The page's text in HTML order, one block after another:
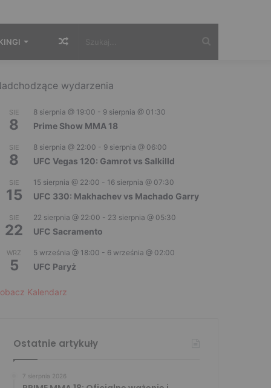
Losowy
wydarzenia
SIE
8
8 sierpnia @ 19:00 - 9 sierpnia @ 01:30
Prime Show MMA 18
SIE
8
8 sierpnia @ 22:00 - 9 sierpnia @ 06:00
UFC Vegas 120: Gamrot vs Salkilld
SIE
15
15 sierpnia @ 22:00 - 16 sierpnia @ 07:30
UFC 330: Makhachev vs Machado Garry
SIE
22
22 sierpnia @ 22:00 - 23 sierpnia @ 05:30
UFC Sacramento
WRZ
5
5 września @ 18:00 - 6 września @ 02:00
UFC Paryż
Kalendarz
Ostatnie artykuły
7 sierpnia 2026